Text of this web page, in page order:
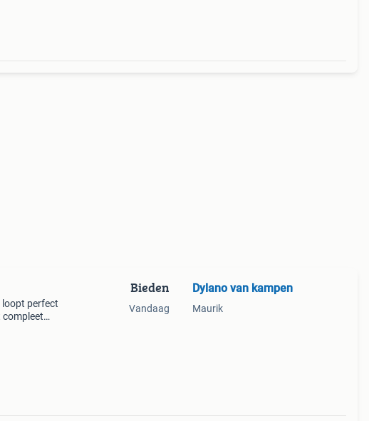
loopt perfect
compleet
Bieden
Vandaag
Dylano van kampen
Maurik